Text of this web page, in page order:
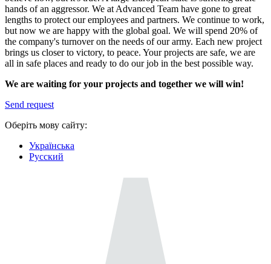
hands of an aggressor. We at Advanced Team have gone to great
lengths to protect our employees and partners. We continue to work,
but now we are happy with the global goal. We will spend 20% of
the company's turnover on the needs of our army. Each new project
brings us closer to victory, to peace. Your projects are safe, we are
all in safe places and ready to do our job in the best possible way.
We are waiting for your projects and together we will win!
Send request
Оберіть мову сайту:
Українська
Русский